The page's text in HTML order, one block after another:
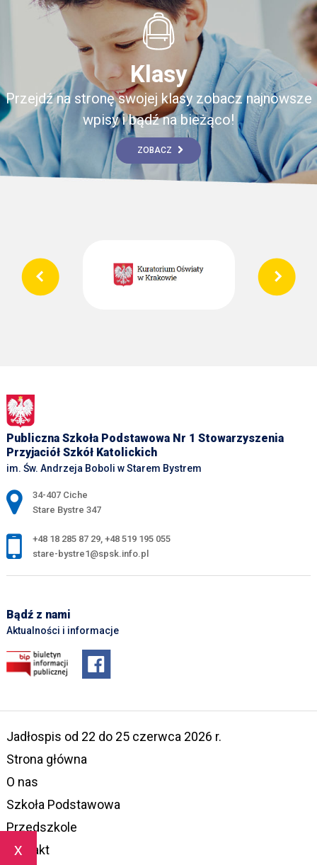
x
Klasy
Przejdź na stronę swojej klasy zobacz najnowsze
wpisy i bądź na bieżąco!
ZOBACZ
Publiczna Szkoła Podstawowa Nr 1 Stowarzyszenia
Przyjaciół Szkół Katolickich
im. Św. Andrzeja Boboli w Starem Bystrem
Adres pocztowy:
34-407 Ciche
Stare Bystre 347
+48 18 285 87 29, +48 519 195 055
stare-bystre1@spsk.info.pl
Bądź z nami
Aktualności i informacje
Jadłospis od 22 do 25 czerwca 2026 r.
Strona główna
O nas
Szkoła Podstawowa
Przedszkole
Kontakt